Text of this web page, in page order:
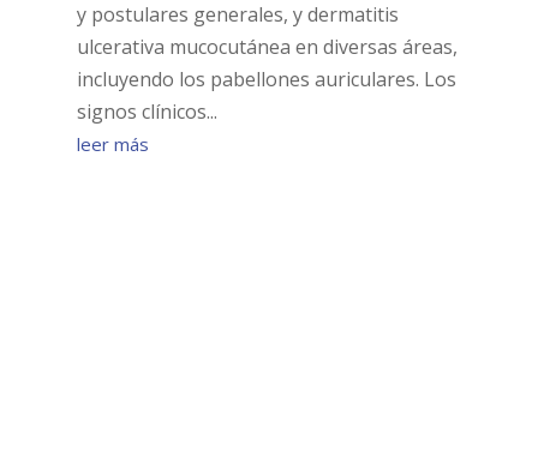
y postulares generales, y dermatitis
ulcerativa mucocutánea en diversas áreas,
incluyendo los pabellones auriculares. Los
signos clínicos...
leer más